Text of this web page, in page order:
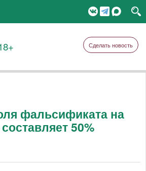
Сделать новость
фальсификата на
50%